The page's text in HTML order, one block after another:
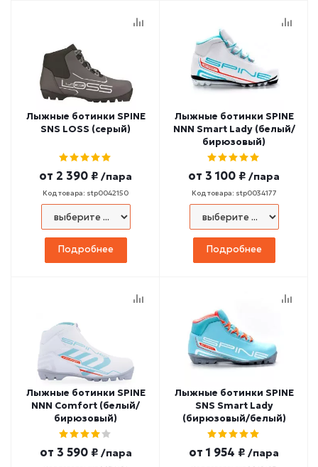
Лыжные ботинки SPINE
SNS LOSS (серый)
от 2 390 ₽ /пара
Код товара: stp0042150
Подробнее
Лыжные ботинки SPINE
NNN Smart Lady (белый/
бирюзовый)
от 3 100 ₽ /пара
Код товара: stp0034177
Подробнее
Лыжные ботинки SPINE
NNN Comfort (белый/
бирюзовый)
от 3 590 ₽ /пара
Лыжные ботинки SPINE
SNS Smart Lady
(бирюзовый/белый)
от 1 954 ₽ /пара